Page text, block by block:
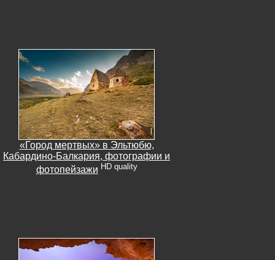
«Город мертвых» в Эльтюбю,
Кабардино-Балкария, фотографии и
фотопейзажи HD quality